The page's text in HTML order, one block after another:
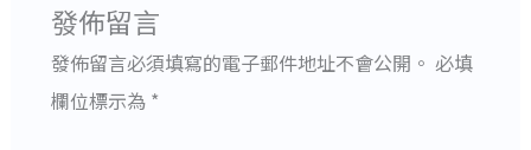
發佈留言
發佈留言必須填寫的電子郵件地址不會公開。 必填
欄位標示為 *